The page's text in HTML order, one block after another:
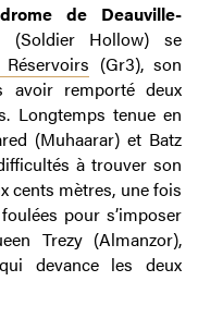
de Deauville-
(Soldier Hollow) se
(Gr3), son
avoir remporté deux
Longtemps tenue en
(Muhaarar) et Batz
à trouver son
cents mètres, une fois
pour s’imposer
Trezy (Almanzor),
devance les deux